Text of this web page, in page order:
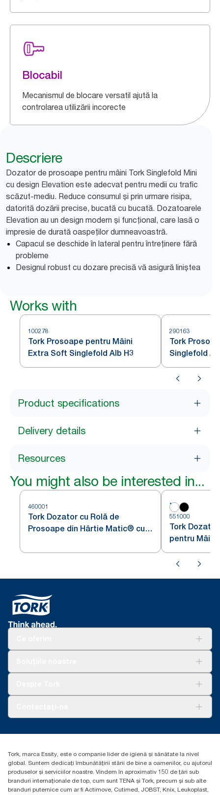
Blocabil
Mecanismul de blocare versatil ajută la
controlarea utilizării incorecte
Descriere
Dozator de prosoape pentru mâini Tork Singlefold Mini
cu design Elevation este adecvat pentru medii cu trafic
scăzut-mediu. Reduce consumul și prin urmare risipa,
datorită dozării precise, bucată cu bucată. Dozatoarele
Elevation au un design modern și funcțional, care lasă o
impresie de durată oaspeților dumneavoastră.
Capacul se deschide în lateral pentru întreținere fără
probleme
Designul robust cu dozare precisă vă asigură liniștea
Works with
100278
Tork Prosoape pentru Mâini
Extra Soft Singlefold Alb H3
290163
Tork
Singlefold
Product specifications
Delivery details
Resources
You might also be interested in...
460001
Tork Dozator cu Rolă de
Prosoape din Hârtie Matic® cu
Inoxidabil H1
551000
Tork
pentru Mâini
Alb H1
Essity Hungary Kft. Professional Hygiene
Budakeszi út 51.
Tork, marca Essity, este o companie lider de igienă și sănătate la nivel
global. Suntem dedicați îmbunătățirii stării de bine a oamenilor, cu ajutorul
produselor și serviciilor noastre. Vindem în aproximativ 150 de țări sub
branduri internaționale de top, cum sunt TENA și Tork, precum și sub alte
branduri puternice cum ar fi Actimove, Cutimed, JOBST, Knix, Leukoplast,